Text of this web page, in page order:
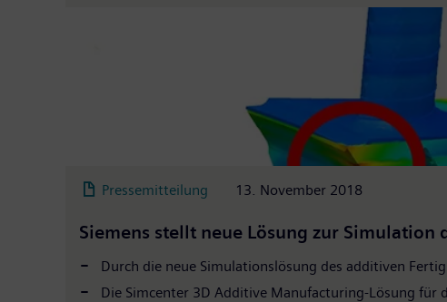
Pressemitteilung 13. November 2018
Siemens stellt neue Lösung zur
Durch die neue Simulationslösung des additiven
Die Simcenter 3D Additive Manufacturing-Lösung für